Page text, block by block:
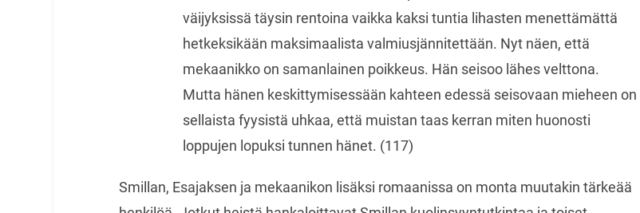
väijyksissä täysin rentoina vaikka kaksi tuntia lihasten menettämättä
hetkeksikään maksimaalista valmiusjännitettään. Nyt näen, että
mekaanikko on samanlainen poikkeus. Hän seisoo lähes velttona.
Mutta hänen keskittymisessään kahteen edessä seisovaan mieheen on
sellaista fyysistä uhkaa, että muistan taas kerran miten huonosti
loppujen lopuksi tunnen hänet. (117)
Smillan, Esajaksen ja mekaanikon lisäksi romaanissa on monta muutakin tärkeää